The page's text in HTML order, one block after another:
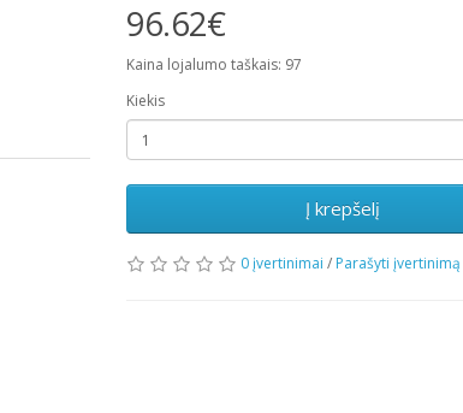
96.62€
Kaina lojalumo taškais: 97
Kiekis
Į krepšelį
0 įvertinimai / Parašyti įvertinimą